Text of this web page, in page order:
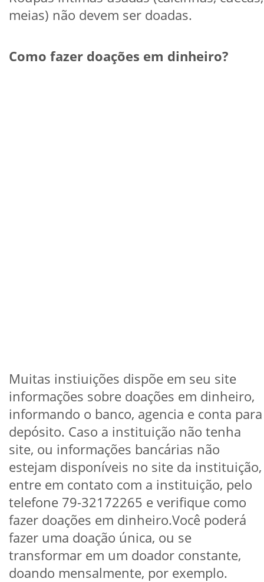
meias) não devem ser doadas.
Como fazer doações em dinheiro?
Muitas instiuições dispõe em seu site
informações sobre doações em dinheiro,
informando o banco, agencia e conta para
depósito. Caso a instituição não tenha
site, ou informações bancárias não
estejam disponíveis no site da instituição,
entre em contato com a instituição, pelo
telefone 79-32172265 e verifique como
fazer doações em dinheiro.Você poderá
fazer uma doação única, ou se
transformar em um doador constante,
doando mensalmente, por exemplo.